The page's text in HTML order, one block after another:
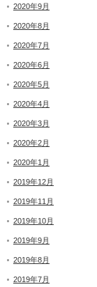
2020年9月
2020年8月
2020年7月
2020年6月
2020年5月
2020年4月
2020年3月
2020年2月
2020年1月
2019年12月
2019年11月
2019年10月
2019年9月
2019年8月
2019年7月